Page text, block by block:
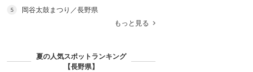
5
岡谷太鼓まつり／長野県
もっと見る
夏の人気スポットランキング
【長野県】